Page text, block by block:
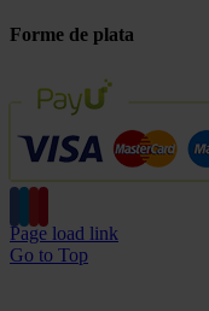
Forme de plata
Page load link
Go to Top